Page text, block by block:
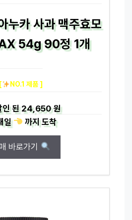
누카 사과 맥주효모
54g 90정 1개
[ NO.1 제품 ]
된24,650 원
일
까지도착
바로가기